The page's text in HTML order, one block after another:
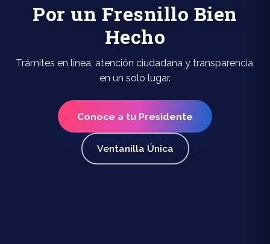
Por un Fresnillo Bien
Hecho
Trámites en línea, atención ciudadana y transparencia,
en un solo lugar.
Conoce a tu Presidente
Ventanilla Única